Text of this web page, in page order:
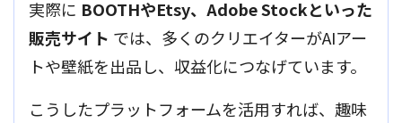
実際に BOOTHやEtsy、Adobe Stockといった
販売サイト では、多くのクリエイターがAIアー
トや壁紙を出品し、収益化につなげています。
こうしたプラットフォームを活用すれば、趣味